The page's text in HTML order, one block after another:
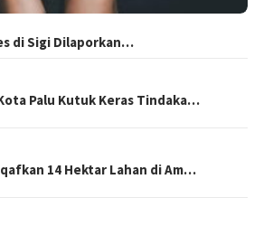
di Sigi Dilaporkan…
Kota Palu Kutuk Keras Tindaka…
14 Hektar Lahan di Am…